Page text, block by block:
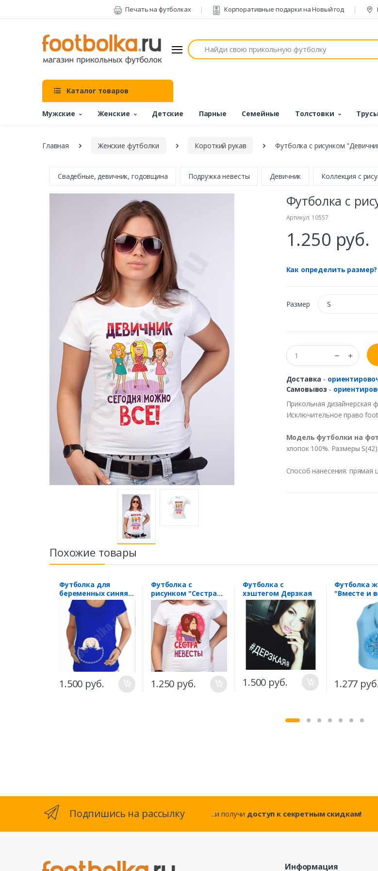
Печать на футболках Корпоративные подарки на Новый год
Поиск
Каталог товаров
Мужские Женские Детские Парные Семейные Толстовки Трусы
Главная Женские футболки Короткий рукав Футболка с рисунком
Свадебные, девичник, годовщина Подружка невесты Девичник Коллекция с
Футболка с
Артикул: 10557
1.250 руб.
Как определить размер?
Размер S
Доставка -
Самовывоз -
Прикольная дизайнерская
Исключительное право
Модель футболки на
хлопок 100%. Размеры
Способ нанесения: прямая
Похожие товары
Футболка для
беременных синяя
"Малыш
выглядывает"
1.500 руб.
Футболка с
рисунком "Сестра
невесты"
1.250 руб.
Футболка с
хэштегом Дерзкая
1.500 руб.
Футболка
"Вместе и
артикул
1.277
Подпишись на рассылку ...и получи доступ к секретным скидкам!
Информация